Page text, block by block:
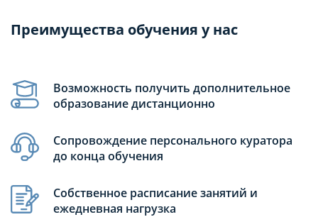
Преимущества обучения у нас
Возможность получить дополнительное
образование дистанционно
Сопровождение персонального куратора
до конца обучения
Собственное расписание занятий и
ежедневная нагрузка